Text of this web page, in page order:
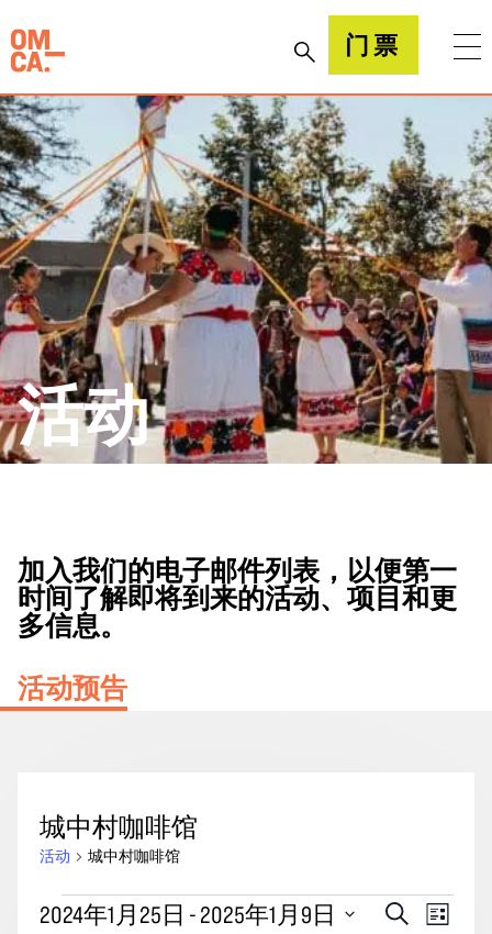
到
内
容
加州奥克兰博物馆(OMCA) 门票
活动
加入我们的电子邮件列表，以便第一
时间了解即将到来的活动、项目和更
多信息。
活动预告
城中村咖啡馆
活动 城中村咖啡馆
活
活
搜
事
列
2024年1月25日 - 2025年1月9日